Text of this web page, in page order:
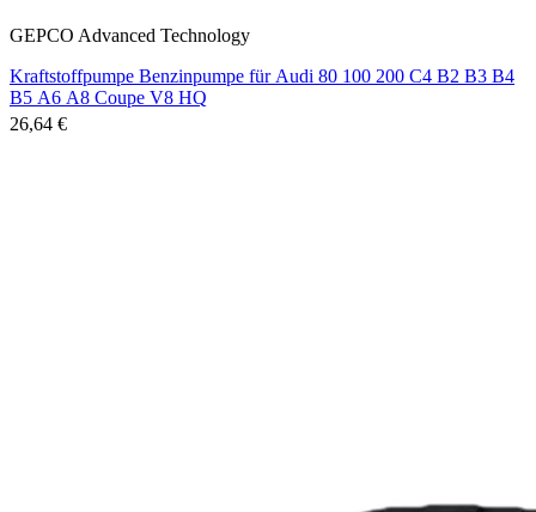
GEPCO Advanced Technology
Kraftstoffpumpe Benzinpumpe für Audi 80 100 200 C4 B2 B3 B4
B5 A6 A8 Coupe V8 HQ
26,64 €